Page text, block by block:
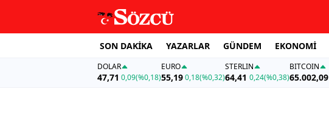
SON DAKİKA YAZARLAR GÜNDEM EKONOMİ
DOLAR
47,71 0,09(%0,18)
EURO
55,19 0,18(%0,32)
STERLIN
64,41 0,24(%0,38)
BITCOIN
65.002,09